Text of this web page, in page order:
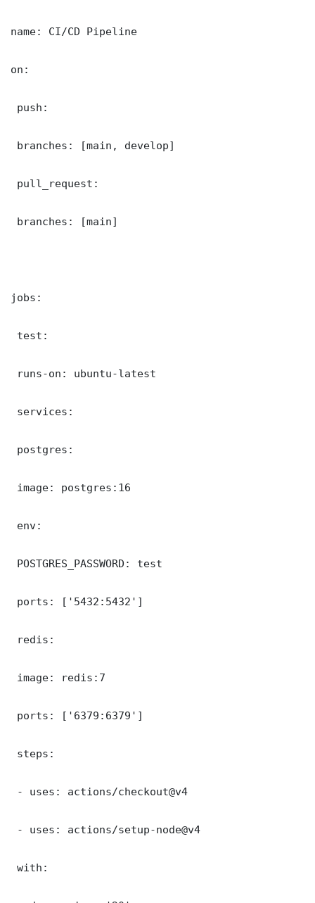
name: CI/CD Pipeline
on:
push:
branches: [main, develop]
pull_request:
branches: [main]
jobs:
test:
runs-on: ubuntu-latest
services:
postgres:
image: postgres:16
env:
POSTGRES_PASSWORD: test
ports: ['5432:5432']
redis:
image: redis:7
ports: ['6379:6379']
steps:
- uses: actions/checkout@v4
- uses: actions/setup-node@v4
with: